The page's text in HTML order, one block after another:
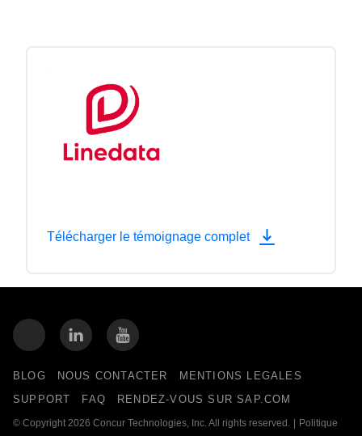
Télécharger le témoignage complet
BLOG NOUS CONTACTER
MENTIONS LEGALES
SUPPORT
FAQ RENDEZ-VOUS SUR SAP.COM
© Copyright 2026 Concur Technologies, Inc. All rights reserved. Politique